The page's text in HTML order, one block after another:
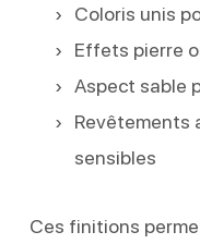
Coloris unis
Effets pierre
Aspect sable
Revêtements
sensibles
Ces finitions